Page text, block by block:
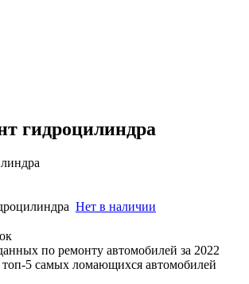
гидроцилиндра
Нет в наличии
по ремонту автомобилей за 2022
5 самых ломающихся автомобилей